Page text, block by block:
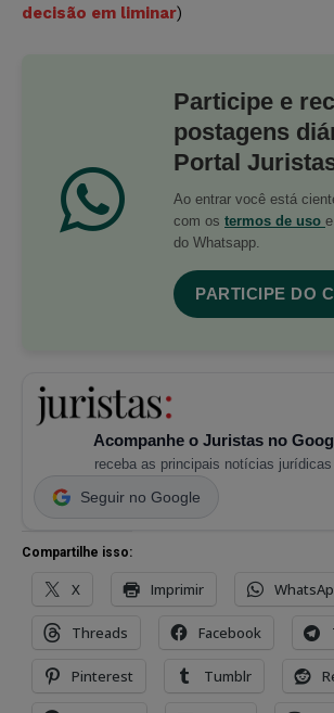
decisão em liminar)
Participe e
postagens
Portal
Ao entrar você está
com os termos de uso e
do Whatsapp.
PARTICIPE DO
Acompanhe o Juristas no
receba as principais notícias
Seguir no Google
Compartilhe isso:
X Imprimir
Threads Facebook
Pinterest Tumblr